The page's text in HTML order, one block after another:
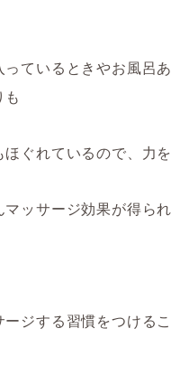
っているときやお風呂
ほぐれているので、力
ッサージ効果が得られ
ージする習慣をつける